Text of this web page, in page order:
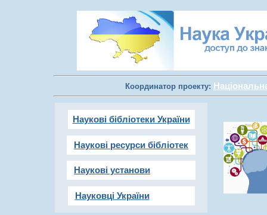
Координатор проекту:
Наукові бібліотеки України
Наукові ресурси бібліотек
Наукові установи
Науковці України